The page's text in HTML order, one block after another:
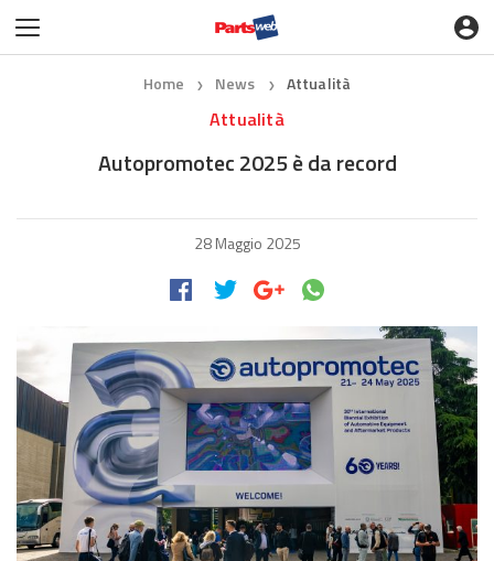
Home ❯ News ❯ Attualità
Attualità
Autopromotec 2025 è da record
28 Maggio 2025